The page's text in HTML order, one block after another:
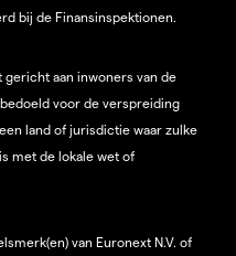
bij de Finansinspektionen.
aan inwoners van de
voor de verspreiding
land of jurisdictie waar zulke
met de lokale wet of
van Euronext N.V. of